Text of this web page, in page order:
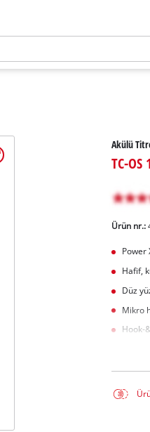
Akülü
TC-
Ürün nr.:
Power
Hafif,
Düz
Mikro
Hook-